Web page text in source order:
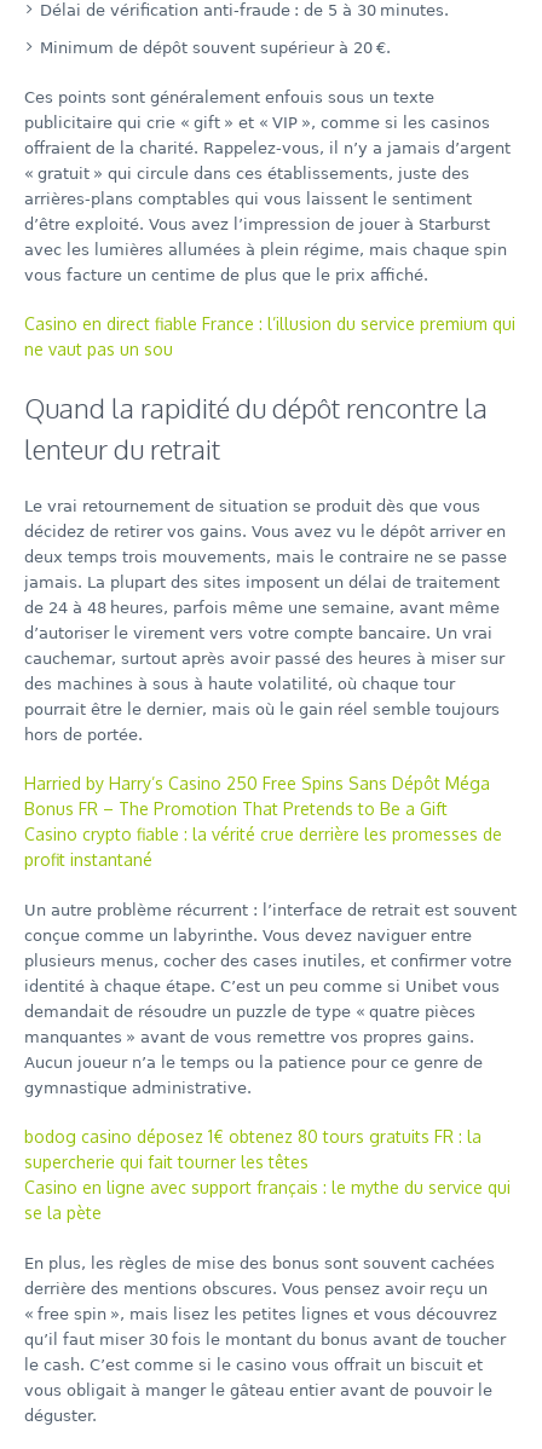
Délai de vérification anti‑fraude : de 5 à 30 minutes.
Minimum de dépôt souvent supérieur à 20 €.
Ces points sont généralement enfouis sous un texte
publicitaire qui crie « gift » et « VIP », comme si les casinos
offraient de la charité. Rappelez‑vous, il n’y a jamais d’argent
« gratuit » qui circule dans ces établissements, juste des
arrières‑plans comptables qui vous laissent le sentiment
d’être exploité. Vous avez l’impression de jouer à Starburst
avec les lumières allumées à plein régime, mais chaque spin
vous facture un centime de plus que le prix affiché.
Casino en direct fiable France : l’illusion du service premium qui
ne vaut pas un sou
Quand la rapidité du dépôt rencontre la
lenteur du retrait
Le vrai retournement de situation se produit dès que vous
décidez de retirer vos gains. Vous avez vu le dépôt arriver en
deux temps trois mouvements, mais le contraire ne se passe
jamais. La plupart des sites imposent un délai de traitement
de 24 à 48 heures, parfois même une semaine, avant même
d’autoriser le virement vers votre compte bancaire. Un vrai
cauchemar, surtout après avoir passé des heures à miser sur
des machines à sous à haute volatilité, où chaque tour
pourrait être le dernier, mais où le gain réel semble toujours
hors de portée.
Harried by Harry’s Casino 250 Free Spins Sans Dépôt Méga
Bonus FR – The Promotion That Pretends to Be a Gift
Casino crypto fiable : la vérité crue derrière les promesses de
profit instantané
Un autre problème récurrent : l’interface de retrait est souvent
conçue comme un labyrinthe. Vous devez naviguer entre
plusieurs menus, cocher des cases inutiles, et confirmer votre
identité à chaque étape. C’est un peu comme si Unibet vous
demandait de résoudre un puzzle de type « quatre pièces
manquantes » avant de vous remettre vos propres gains.
Aucun joueur n’a le temps ou la patience pour ce genre de
gymnastique administrative.
bodog casino déposez 1€ obtenez 80 tours gratuits FR : la
supercherie qui fait tourner les têtes
Casino en ligne avec support français : le mythe du service qui
se la pète
En plus, les règles de mise des bonus sont souvent cachées
derrière des mentions obscures. Vous pensez avoir reçu un
« free spin », mais lisez les petites lignes et vous découvrez
qu’il faut miser 30 fois le montant du bonus avant de toucher
le cash. C’est comme si le casino vous offrait un biscuit et
vous obligait à manger le gâteau entier avant de pouvoir le
déguster.